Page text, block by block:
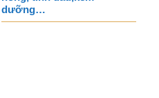
dưỡng…